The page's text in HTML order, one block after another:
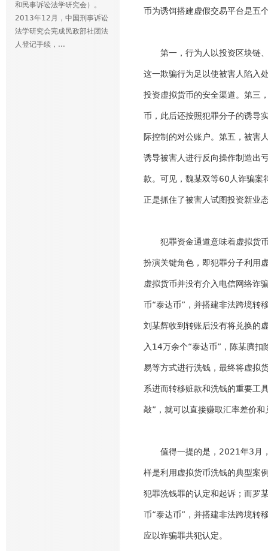
和民事诉讼法学研究会）。
2013年12月，中国刑事诉讼
法学研究会完成民政部社团法
人登记手续，...
币为诱饵搭建虚假交易平台是五
第一，行为人以投资区块链
这一欺骗行为足以使被害人陷入
投资虚拟货币的安全渠道。第三
币，此后还按照犯罪分子的诱导
际控制的对公账户。第五，被害
诱导被害人进行反向操作制造出
款。可见，魏某双等60人诈骗案
正是抓住了被害人试图投资新业
犯罪资金通道意味着虚拟货
扮演关键角色，即犯罪分子利用
虚拟货币并没有介入电信网络诈
币“泰达币”，并搭建非法跨境转
刘某辉收到转账后没有将兑换的
入14万余个“泰达币”，陈某腾
易等方式进行洗钱，最终将虚拟
系进而转移赃款和洗钱的重要工
敲”，就可以直接赚取汇率差价和
值得一提的是，2021年3月
样是利用虚拟货币洗钱的典型案
犯罪洗钱罪的认定和起诉；而罗
币“泰达币”，并搭建非法跨境转
应以诈骗罪共犯认定。